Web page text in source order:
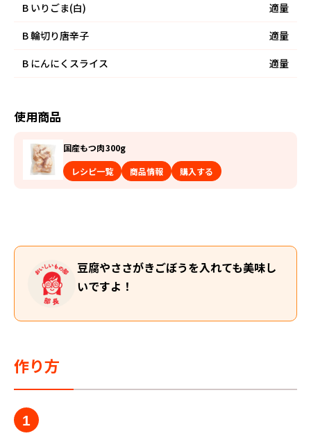
B いりごま(白)
適量
B輪切り唐辛子
適量
B にんにくスライス 適量
使用商品
国産もつ肉300g
レシピ一覧
商品情報 購入する
豆腐やささがきごぼうを入れても美味し
いですよ！
作り方
1